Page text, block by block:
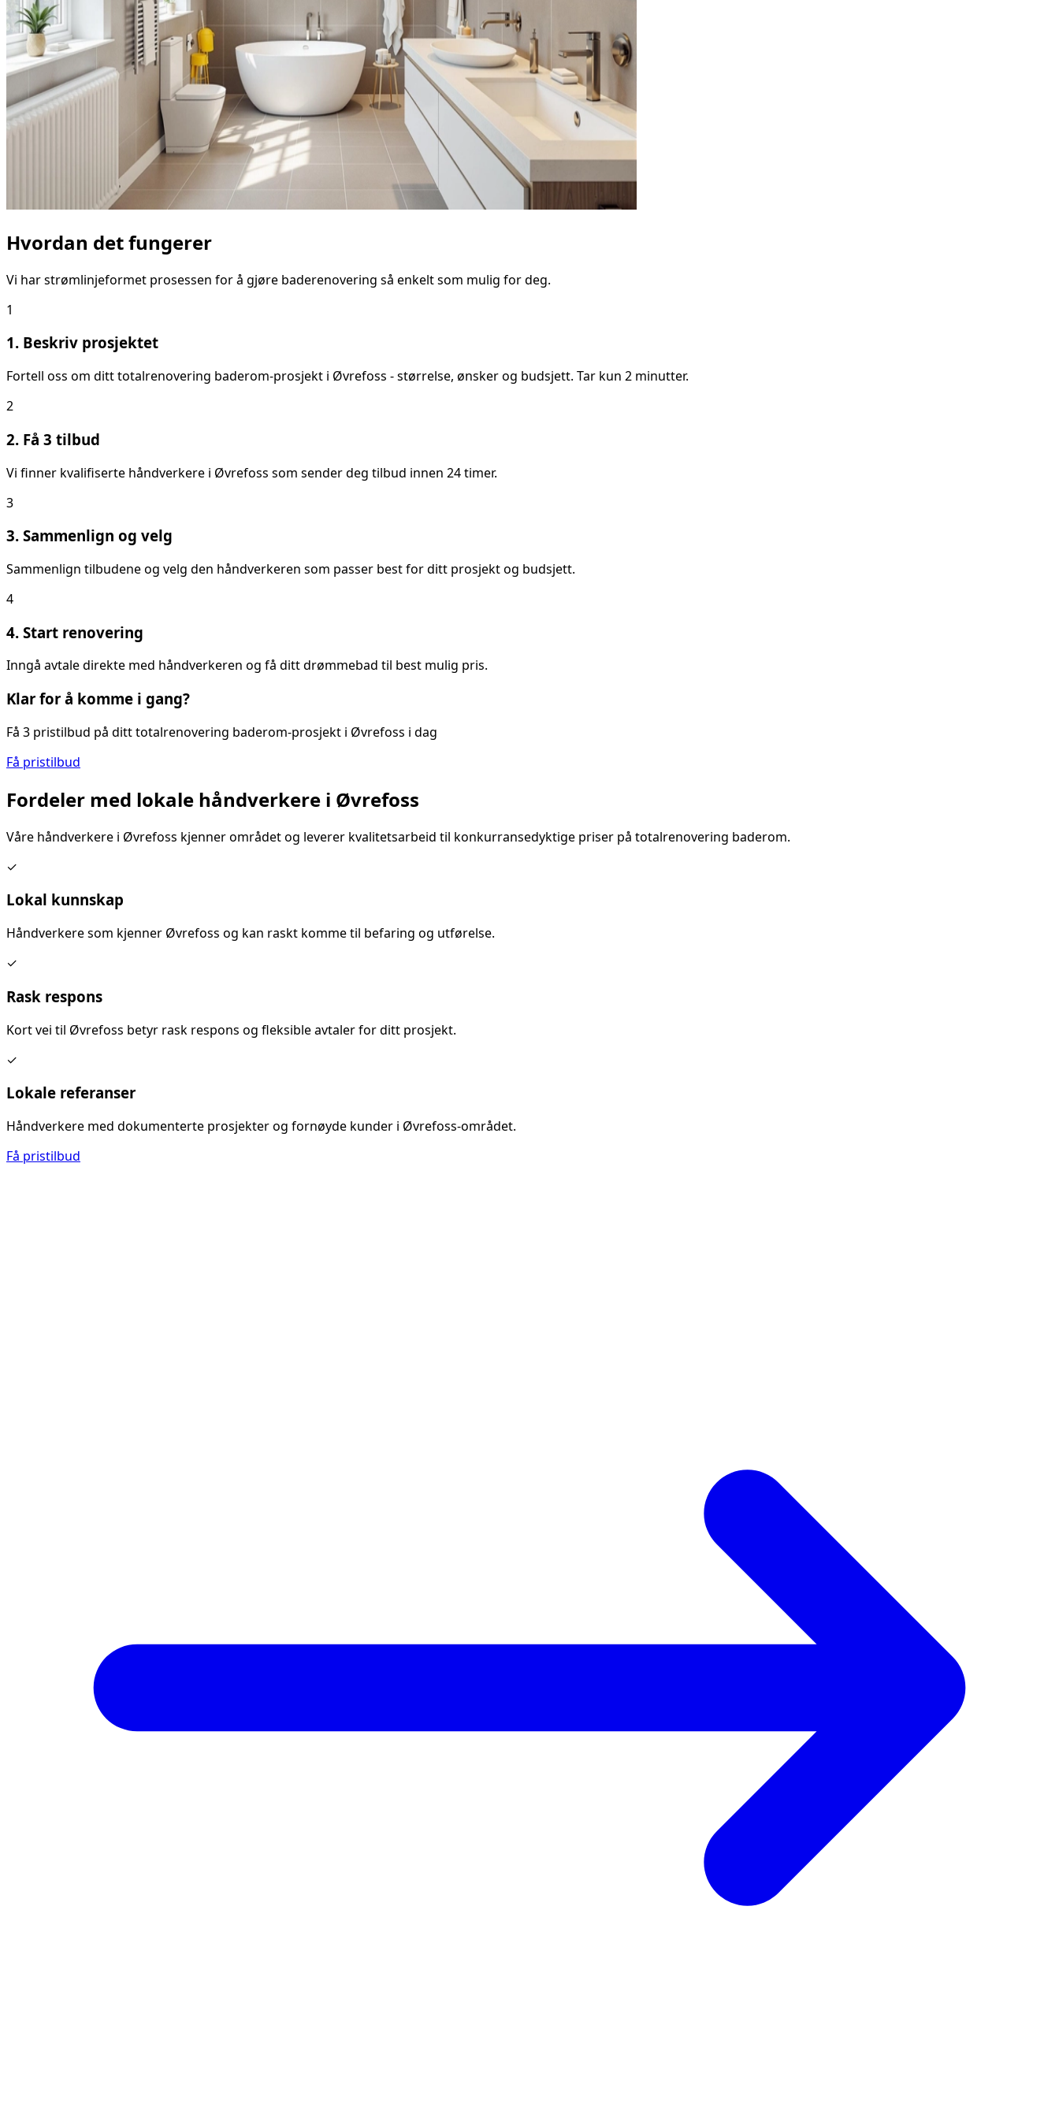
Hvordan det fungerer
Vi har strømlinjeformet prosessen for å gjøre baderenovering så enkelt som mulig for deg.
1
1. Beskriv prosjektet
Fortell oss om ditttotalrenovering baderom-prosjekt i Øvrefoss - størrelse, ønsker og budsjett. Tar kun 2 minutter.
2
2. Få 3 tilbud
Vi finner kvalifiserte håndverkere i Øvrefoss som sender deg tilbud innen 24 timer.
3
3. Sammenlign og velg
Sammenlign tilbudene og velg den håndverkeren som passer best for ditt prosjekt og budsjett.
4
4. Start renovering
Inngå avtale direkte med håndverkeren og få ditt drømmebad til best mulig pris.
Klar for å komme i gang?
Få 3 pristilbud på ditttotalrenovering baderom-prosjekt i Øvrefoss i dag
Få pristilbud
Fordeler med lokale håndverkere i Øvrefoss
Våre håndverkere i Øvrefoss kjenner området og leverer kvalitetsarbeid til konkurransedyktige priser på totalrenovering baderom.
✓
Lokal kunnskap
Håndverkere som kjenner Øvrefoss og kan raskt komme til befaring og utførelse.
✓
Rask respons
Kort vei til Øvrefoss betyr rask respons og fleksible avtaler for ditt prosjekt.
✓
Lokale referanser
Håndverkere med dokumenterte prosjekter og fornøyde kunder i Øvrefoss-området.
Få pristilbud